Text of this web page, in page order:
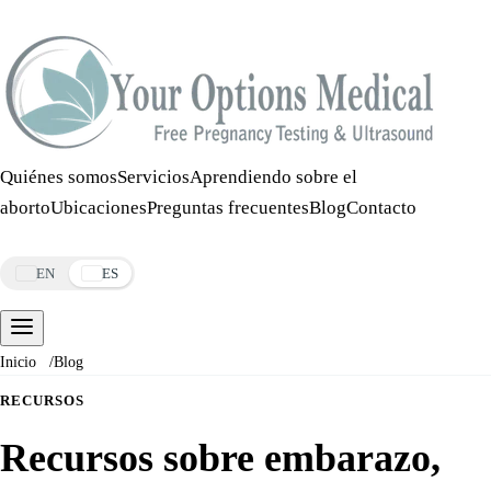
Quiénes somosServiciosAprendiendo sobre el
abortoUbicacionesPreguntas frecuentesBlogContacto
EN ES
Inicio /Blog
RECURSOS
Recursos sobre embarazo,